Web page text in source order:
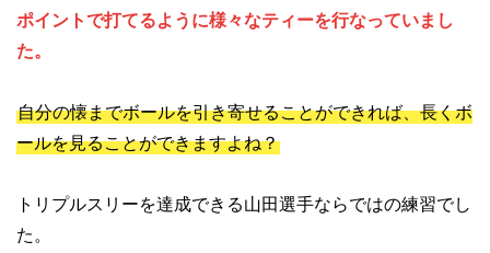
ポイントで打てるように様々なティーを行なっていまし
た。
自分の懐までボールを引き寄せることができれば、長くボ
ールを見ることができますよね？
トリプルスリーを達成できる山田選手ならではの練習でし
た。